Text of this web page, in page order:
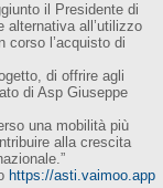
il Presidente di
alternativa all’utilizzo
corso l’acquisto di
di offrire agli
di Asp Giuseppe
una mobilità più
alla crescita
https://asti.vaimoo.app